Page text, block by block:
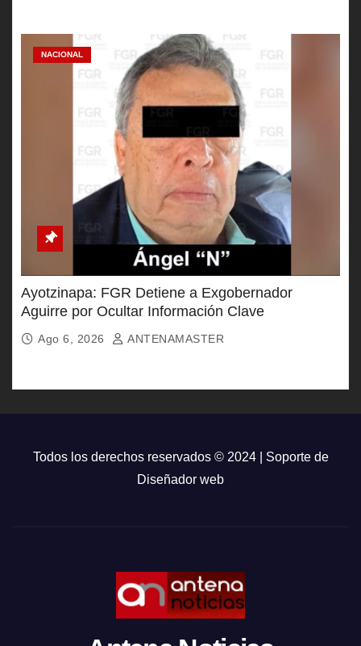
NACIONAL
Ayotzinapa: FGR Detiene a Exgobernador
Aguirre por Ocultar Información Clave
Ago 6, 2026 ANTENAMASTER
Todos los derechos reservados © 2024 | Soporte de
Diseñador web